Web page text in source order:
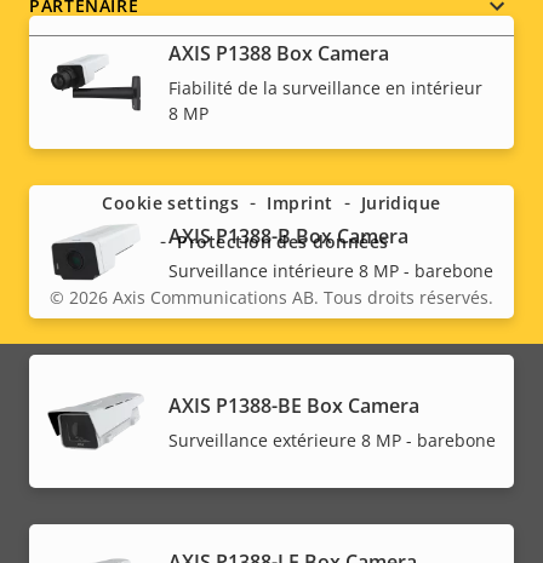
AXIS P1388 Box Camera
Fiabilité de la surveillance en intérieur
8 MP
AXIS P1388-B Box Camera
Surveillance intérieure 8 MP - barebone
AXIS P1388-BE Box Camera
Surveillance extérieure 8 MP - barebone
PARTENAIRE
Social
menu
Legal
menu
© 2026 Axis Communications AB. Tous droits réservés.
Cookie settings Imprint
Juridique
Protection des données